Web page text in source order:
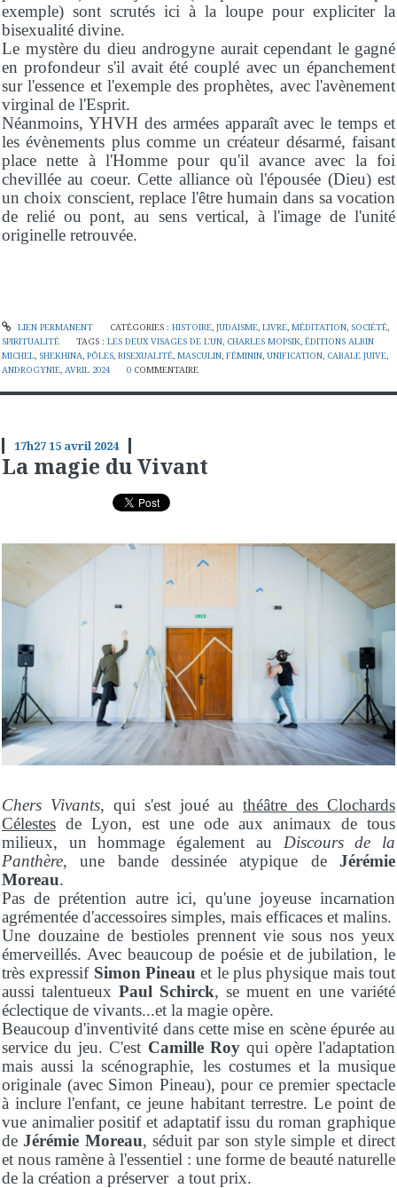
exemple) sont scrutés ici à la loupe pour expliciter la
bisexualité divine.
Le mystère du dieu androgyne aurait cependant le gagné
en profondeur s'il avait été couplé avec un épanchement
sur l'essence et l'exemple des prophètes, avec l'avènement
virginal de l'Esprit.
Néanmoins, YHVH des armées apparaît avec le temps et
les évènements plus comme un créateur désarmé, faisant
place nette à l'Homme pour qu'il avance avec la foi
chevillée au coeur. Cette alliance où l'épousée (Dieu) est
un choix conscient, replace l'être humain dans sa vocation
de relié ou pont, au sens vertical, à l'image de l'unité
originelle retrouvée.
LIEN PERMANENT CATÉGORIES : HISTOIRE, JUDAISME, LIVRE, MÉDITATION, SOCIÉTÉ,
SPIRITUALITÉ
TAGS :LES DEUX VISAGES DE L'UN, CHARLES MOPSIK,ÉDITIONS ALBIN
MICHEL, SHEKHINA, PÔLES, BISEXUALITÉ, MASCULIN, FÉMININ, UNIFICATION, CABALE JUIVE,
ANDROGYNIE, AVRIL 2024 0 COMMENTAIRE
17h2715 avril 2024
La magie du Vivant
Chers Vivants, qui s'est joué au théâtre des Clochards
Célestes de Lyon, est une ode aux animaux de tous
milieux, un hommage également au Discours de la
Panthère, une bande dessinée atypique de Jérémie
Moreau.
Pas de prétention autre ici, qu'une joyeuse incarnation
agrémentée d'accessoires simples, mais efficaces et malins.
Une douzaine de bestioles prennent vie sous nos yeux
émerveillés. Avec beaucoup de poésie et de jubilation, le
très expressifSimon Pineau et le plus physique mais tout
aussi talentueux Paul Schirck, se muent en une variété
éclectique de vivants...et la magie opère.
Beaucoup d'inventivité dans cette mise en scène épurée au
service du jeu. C'est Camille Royqui opère l'adaptation
mais aussi la scénographie, les costumes et la musique
originale (avec Simon Pineau), pour ce premier spectacle
à inclure l'enfant, ce jeune habitant terrestre. Le point de
vue animalier positif et adaptatif issu du roman graphique
deJérémie Moreau, séduit par son style simple et direct
et nous ramène à l'essentiel : une forme de beauté naturelle
de la création a préserver a tout prix.